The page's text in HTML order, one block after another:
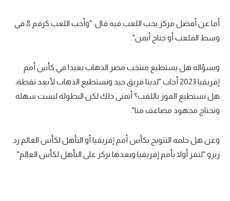
أما عن أفضل مركز يحب اللعب فيه قال: "وأحب اللعب كرقم 8 في
وسط الملعب أو جناح أيمن".
وبسؤاله هل يستطيع منتخب مصر الذهاب بعيدا في كأس أمم
إفريقيا 2023 أجاب "لدينا فريق جيد ونستطيع الذهاب لأبعد نقطة،
هل نستطيع الفوز باللقب؟ أتمنى ذلك لكن البطولة ليست سهلة
وتحتاج مجهود مضاعف منا".
وعن هل حلمه التتويج بكأس أمم إفريقيا أو التأهل لكأس العالم رد
زيزو "لنفز أولا بأمم إفريقيا وبعدها نركز على التأهل لكأس العالم".